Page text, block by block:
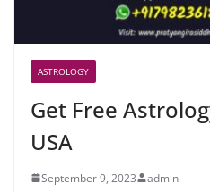
ASTROLOGY
Get Free
USA
September 9, 2023 admin